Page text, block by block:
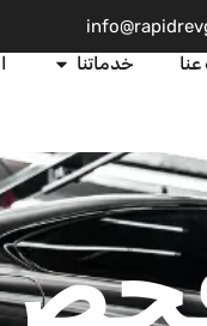
خدماتنا